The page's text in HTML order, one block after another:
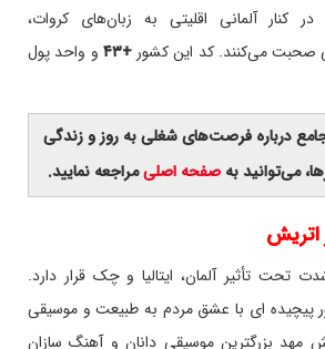
کنار آلمانی اقلیتی به زبان‌های کروات،
صحبت می‌کنند. کد این کشور+۴۳
و واحد پول
درباره فرصت‌های شغلی به روز و زندگی
می‌توانید به صفحه اصلیمراجعه نمایید.
تحت تأثیر آلمان، ایتالیا و چک قرار دارد.
پیچیده ای با عشق مردم به طبیعت و موسیقی
بزرگترین موسیقی دانان و آهنگ سازان